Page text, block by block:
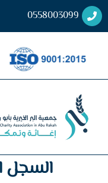
0558003099
السجل